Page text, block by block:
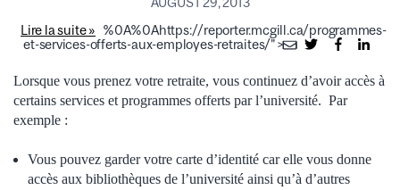
Lire la suite » %0A%0Ahttps://reporter.mcgill.ca/programmes-
et-services-offerts-aux-employes-retraites/">
Lorsque vous prenez votre retraite, vous continuez d’avoir accès à
certains services et programmes offerts par l’université. Par
exemple :
Vous pouvez garder votre carte d’identité car elle vous donne
accès aux bibliothèques de l’université ainsi qu’à d’autres